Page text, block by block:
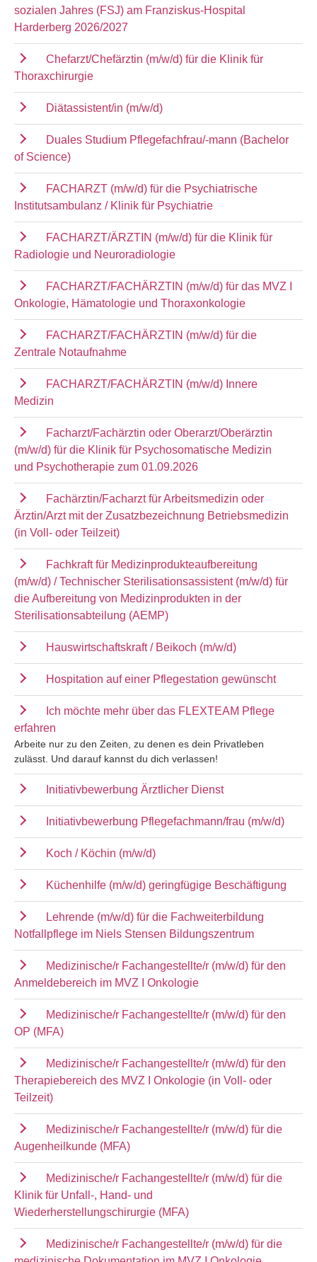
sozialen Jahres (FSJ) am Franziskus-Hospital
Harderberg 2026/2027
Chefarzt/Chefärztin (m/w/d) für die Klinik für
Thoraxchirurgie
Diätassistent/in (m/w/d)
Duales Studium Pflegefachfrau/-mann (Bachelor
of Science)
FACHARZT (m/w/d) für die Psychiatrische
Institutsambulanz / Klinik für Psychiatrie
FACHARZT/ÄRZTIN (m/w/d) für die Klinik für
Radiologie und Neuroradiologie
FACHARZT/FACHÄRZTIN (m/w/d) für das MVZ I
Onkologie, Hämatologie und Thoraxonkologie
FACHARZT/FACHÄRZTIN (m/w/d) für die
Zentrale Notaufnahme
FACHARZT/FACHÄRZTIN (m/w/d) Innere
Medizin
Facharzt/Fachärztin oder Oberarzt/Oberärztin
(m/w/d) für die Klinik für Psychosomatische Medizin
und Psychotherapie zum 01.09.2026
Fachärztin/Facharzt für Arbeitsmedizin oder
Ärztin/Arzt mit der Zusatzbezeichnung Betriebsmedizin
(in Voll- oder Teilzeit)
Fachkraft für Medizinprodukteaufbereitung
(m/w/d) / Technischer Sterilisationsassistent (m/w/d) für
die Aufbereitung von Medizinprodukten in der
Sterilisationsabteilung (AEMP)
Hauswirtschaftskraft / Beikoch (m/w/d)
Hospitation auf einer Pflegestation gewünscht
Ich möchte mehr über das FLEXTEAM Pflege
erfahren
Arbeite nur zu den Zeiten, zu denen es dein Privatleben
zulässt. Und darauf kannst du dich verlassen!
Initiativbewerbung Ärztlicher Dienst
Initiativbewerbung Pflegefachmann/frau (m/w/d)
Koch / Köchin (m/w/d)
Küchenhilfe (m/w/d) geringfügige Beschäftigung
Lehrende (m/w/d) für die Fachweiterbildung
Notfallpflege im Niels Stensen Bildungszentrum
Medizinische/r Fachangestellte/r (m/w/d) für den
Anmeldebereich im MVZ I Onkologie
Medizinische/r Fachangestellte/r (m/w/d) für den
OP (MFA)
Medizinische/r Fachangestellte/r (m/w/d) für den
Therapiebereich des MVZ I Onkologie (in Voll- oder
Teilzeit)
Medizinische/r Fachangestellte/r (m/w/d) für die
Augenheilkunde (MFA)
Medizinische/r Fachangestellte/r (m/w/d) für die
Klinik für Unfall-, Hand- und
Wiederherstellungschirurgie (MFA)
Medizinische/r Fachangestellte/r (m/w/d) für die